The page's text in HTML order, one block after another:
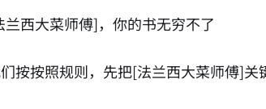
兰西大菜师傅]，你的书无穷不了
按按照规则，先把[法兰西大菜师傅]关